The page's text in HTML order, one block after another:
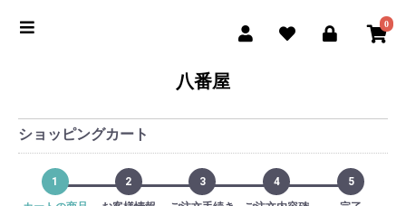
0
八番屋
ショッピングカート
1
2
3
4
5